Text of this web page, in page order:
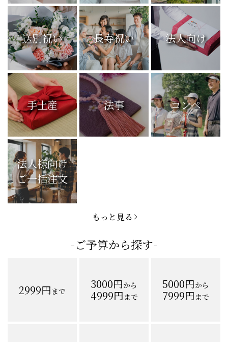
送別祝い 長寿祝い 法人向け
手土産 法事 コンペ
法人様向け
ご一括注文
もっと見る
-ご予算から探す-
2999円まで 3000円から
4999円まで
5000円から
7999円まで